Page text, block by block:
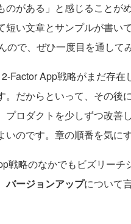
のがある」と感じることが
短い文章とサンプルが書い
で、ぜひ一度目を通して
Factor App戦略がまだ存在
。だからといって、その後
プロダクトを少しずつ改善
のです。章の順番を気に
戦略のなかでもビズリーチ
バージョンアップについて